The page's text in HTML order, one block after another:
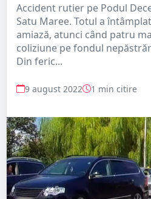
Accident rutier pe Podul
Satu Maree. Totul a
amiază, atunci când patru
coliziune pe fondul
Din feric...
9 august 2022 1 min citire